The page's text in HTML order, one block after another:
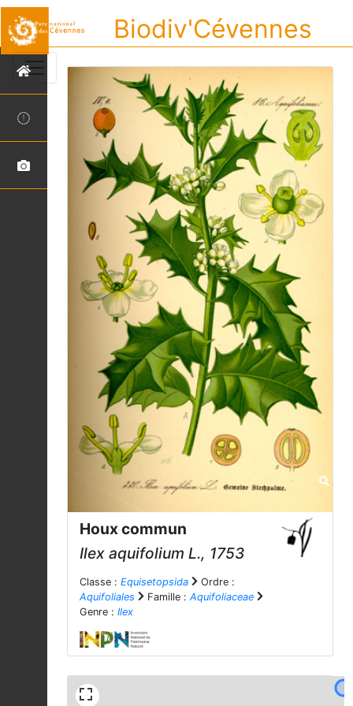
Biodiv'Cévennes
Houx commun
Ilex aquifolium L., 1753
Classe : Equisetopsida
Ordre :
Aquifoliales
Famille : Aquifoliaceae
Genre : Ilex